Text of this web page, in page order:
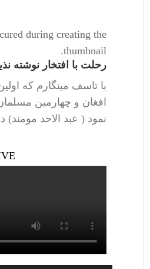
during creating the
thumbnail.
رحلت با افتخار نوشته
با تاسف مینگارم که
افغان و چهارمین
نمود ( عبد الاحد